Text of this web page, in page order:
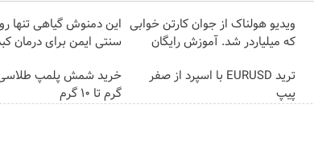
ویدیو هولناک از جوان کارتن خوابی
که میلیاردر شد. آموزش رایگان
این دمنوش گیاهی
سنتی ایمن برای درمان
ترید EURUSD با اسپرد از صفر
پیپ
گرم تا ۱۰ گرم